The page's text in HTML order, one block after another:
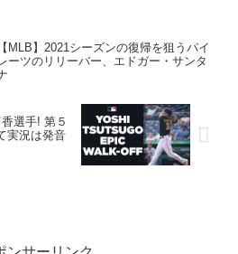
【MLB】2021シーズンの復帰を狙うパイ
ーツのリリーバー、エドガー・サンタ
選手! 第５
実況は発音